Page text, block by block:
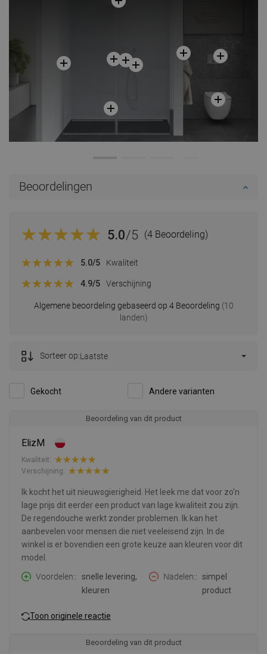
Beoordelingen
5.0/5 (4 Beoordeling)
Algemene beoordeling gebaseerd op 4 Beoordeling (10
landen)
5.0/5 Kwaliteit
4.9/5 Verschijning
Gekocht Andere varianten
Sorteer op:Laatste
Beoordeling van dit product
ElizM
Kwaliteit:
Verschijning:
Ik kocht het uit nieuwsgierigheid. Het leek me dat voor zo'n
lage prijs dit eerder een product van lage kwaliteit zou zijn.
De regendouche werkt zonder problemen. Ik kan het
aanbevelen voor mensen die niet veeleisend zijn. In de
winkel is er bovendien een grote keuze aan kleuren voor dit
model.
Voordelen:
snelle levering,
kleuren
Nadelen:
simpel
product
Toon originele reactie
Beoordeling van dit product